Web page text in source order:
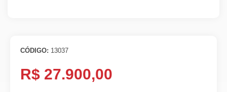
CÓDIGO: 13037
R$ 27.900,00